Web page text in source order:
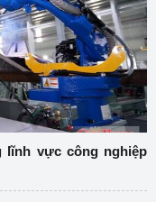
lĩnh vực công nghiệp